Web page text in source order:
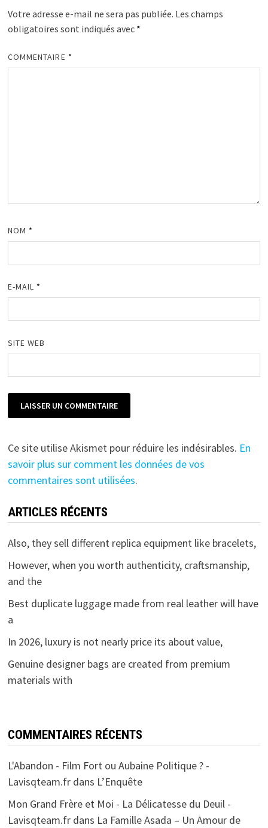
Votre adresse e-mail ne sera pas publiée. Les champs
obligatoires sont indiqués avec *
COMMENTAIRE *
NOM *
E-MAIL *
SITE WEB
Ce site utilise Akismet pour réduire les indésirables. En
savoir plus sur comment les données de vos
commentaires sont utilisées.
ARTICLES RÉCENTS
Also, they sell different replica equipment like bracelets,
However, when you worth authenticity, craftsmanship,
and the
Best duplicate luggage made from real leather will have
a
In 2026, luxury is not nearly price its about value,
Genuine designer bags are created from premium
materials with
COMMENTAIRES RÉCENTS
L'Abandon - Film Fort ou Aubaine Politique ? -
Lavisqteam.frdans L’Enquête
Mon Grand Frère et Moi - La Délicatesse du Deuil -
Lavisqteam.frdans La Famille Asada – Un Amour de